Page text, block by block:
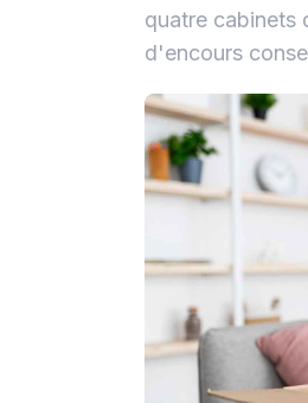
quatre cabinets
d'encours